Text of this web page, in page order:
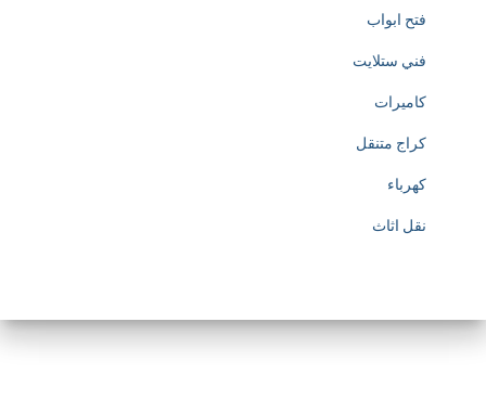
فتح ابواب
فني ستلايت
كاميرات
كراج متنقل
كهرباء
نقل اثاث